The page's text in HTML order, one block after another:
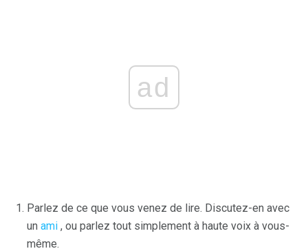
ad
Parlez de ce que vous venez de lire. Discutez-en avec
un ami , ou parlez tout simplement à haute voix à vous-
même.